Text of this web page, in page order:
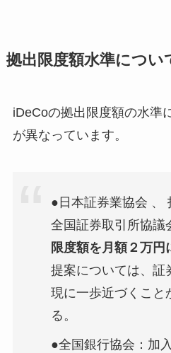
拠出限度額水準につい
iDeCoの拠出限度額の水準
が異なっています。
●日本証券業協会 、
全国証券取引所協議
限度額を月額２万円
提案については、証
現に一歩近づくこと
る。
●全国銀行協会：加